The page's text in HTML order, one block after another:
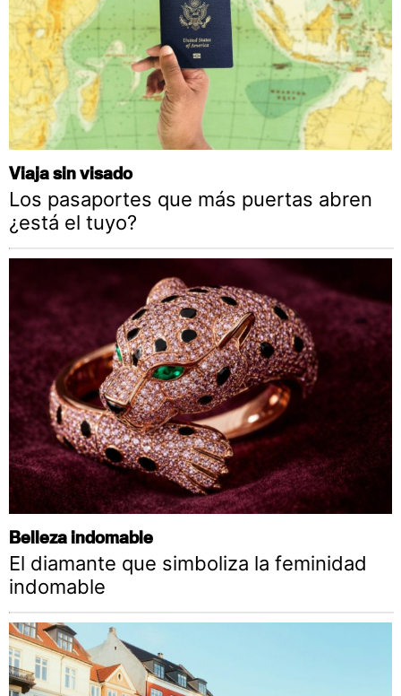
Viaja sin visado
Los pasaportes que más puertas abren
¿está el tuyo?
Belleza indomable
El diamante que simboliza la feminidad
indomable